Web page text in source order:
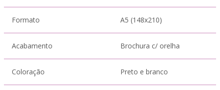
Formato A5 (148x210)
Acabamento Brochura c/ orelha
Coloração Preto e branco